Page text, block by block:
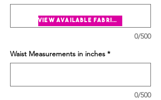
0/500
Waist Measurements in inches *
0/500
view available fabrics